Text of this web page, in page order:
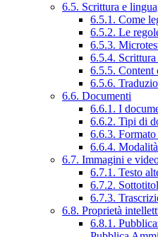
6.5. Scrittura e
6.5.1. Come
6.5.2. Le
6.5.3.
6.5.4.
6.5.5. Content
6.5.6.
6.6. Documenti
6.6.1. I
6.6.2. Tipi di
6.6.3.
6.6.4.
6.7. Immagini e
6.7.1. Testo
6.7.2.
6.7.3.
6.8. Proprietà
6.8.1.